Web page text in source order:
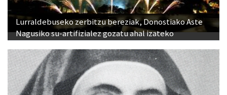
Lurraldebuseko zerbitzu bereziak, Donostiako Aste
Nagusiko su-artifizialez gozatu ahal izateko